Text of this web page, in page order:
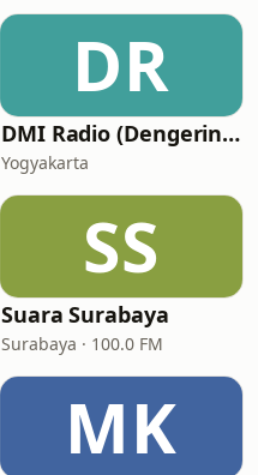
DR
DMI Radio (Dengerin Musik Indonesia)
Yogyakarta
SS
Suara Surabaya
Surabaya · 100.0 FM
MK